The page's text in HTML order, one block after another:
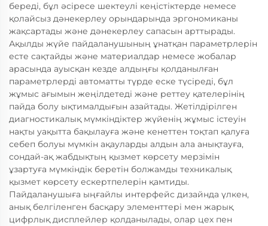
береді, бұл әсіресе шектеулі кеңістіктерде немесе
қолайсыз дәнекерлеу орындарында эргономиканы
жақсартады және дәнекерлеу сапасын арттырады.
Ақылды жүйе пайдаланушының ұнатқан параметрлерін
есте сақтайды және материалдар немесе жобалар
арасында ауысқан кезде алдыңғы қолданылған
параметрлерді автоматты түрде еске түсіреді, бұл
жұмыс ағымын жеңілдетеді және реттеу қателерінің
пайда болу ықтималдығын азайтады. Жетілдірілген
диагностикалық мүмкіндіктер жүйенің жұмыс істеуін
нақты уақытта бақылауға және кенеттен тоқтап қалуға
себеп болуы мүмкін ақауларды алдын ала анықтауға,
сондай-ақ жабдықтың қызмет көрсету мерзімін
ұзартуға мүмкіндік беретін болжамды техникалық
қызмет көрсету ескертпелерін қамтиды.
Пайдаланушыға ыңғайлы интерфейс дизайнда үлкен,
анық белгіленген басқару элементтері мен жарық
цифрлық дисплейлер қолданылады, олар цех пен